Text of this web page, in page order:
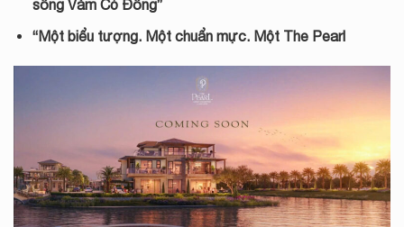
sông Vàm Cỏ Đông”
“Một biểu tượng. Một chuẩn mực. Một The Pearl